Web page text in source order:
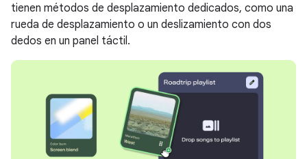
tienen métodos de desplazamiento dedicados, como una
rueda de desplazamiento o un deslizamiento con dos
dedos en un panel táctil.